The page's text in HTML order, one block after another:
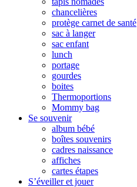
chancelières
protège carnet de santé
sac à langer
sac enfant
lunch
portage
gourdes
boites
Thermoportions
Mommy bag
Se souvenir
album bébé
boîtes souvenirs
cadres naissance
affiches
cartes étapes
S’éveiller et jouer